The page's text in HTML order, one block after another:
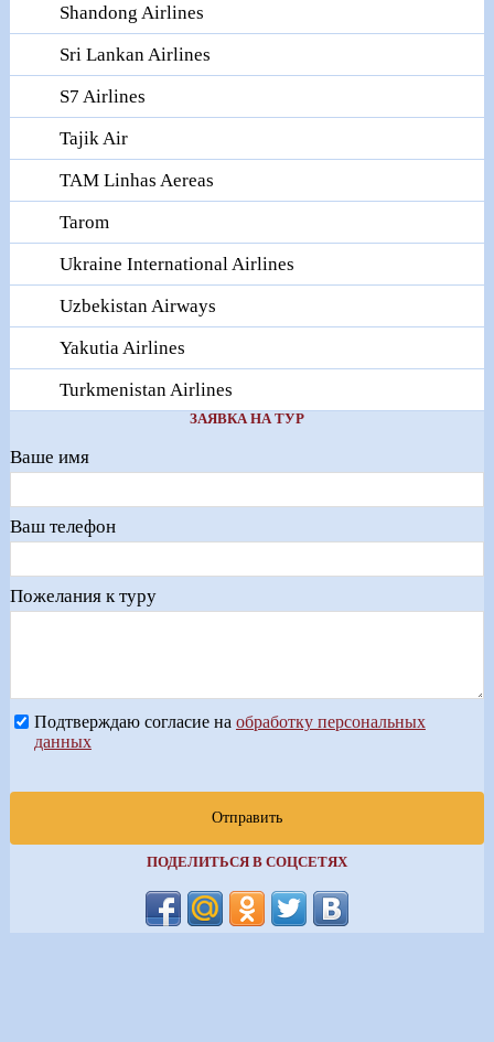
Shandong Airlines
Sri Lankan Airlines
S7 Airlines
Tajik Air
TAM Linhas Aereas
Tarom
Ukraine International Airlines
Uzbekistan Airways
Yakutia Airlines
Turkmenistan Airlines
ЗАЯВКА НА ТУР
Ваше имя
Ваш телефон
Пожелания к туру
Подтверждаю согласие на обработку персональных
данных
Отправить
ПОДЕЛИТЬСЯ В СОЦСЕТЯХ